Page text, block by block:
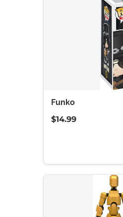
Funko
$14.99